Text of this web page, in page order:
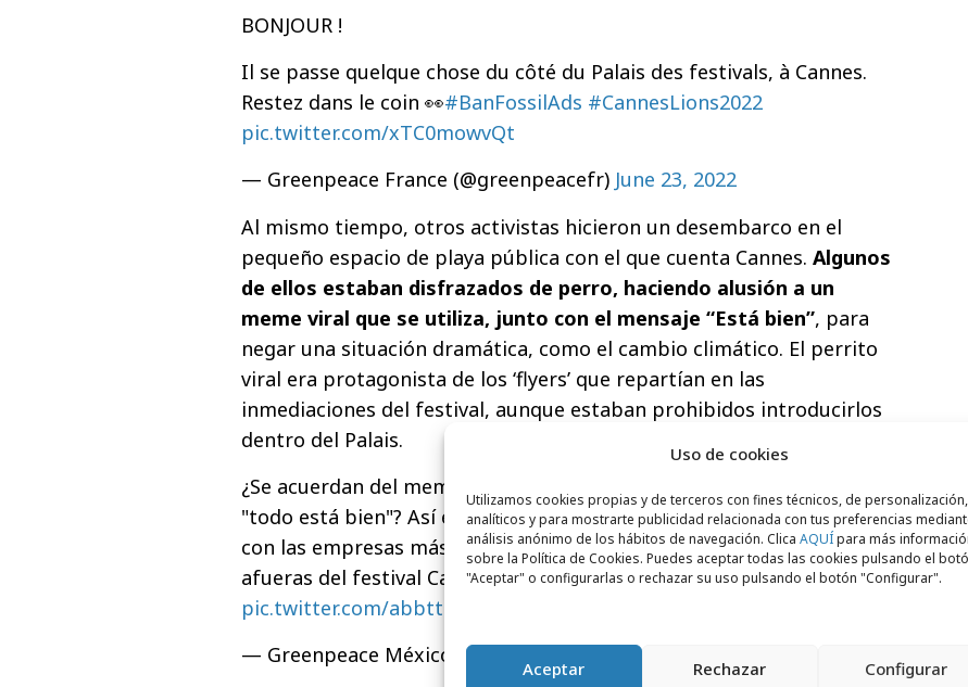
Uso de cookies
Utilizamos cookies propias y de terceros con fines técnicos, de personalización,
analíticos y para mostrarte publicidad relacionada con tus preferencias
análisis anónimo de los hábitos de navegación. Clica AQUÍpara más
sobre la Política de Cookies. Puedes aceptar todas las cookies pulsando el
"Aceptar" o configurarlas o rechazar su uso pulsando el botón "Configurar".
Aceptar Rechazar Configurar
BONJOUR !
Il se passe quelque chose du côté du Palais des festivals, à Cannes.
Restez dans le coin 👀#BanFossilAds #CannesLions2022
pic.twitter.com/xTC0mowvQt
— Greenpeace France (@greenpeacefr) June 23, 2022
Al mismo tiempo, otros activistas hicieron un desembarco en el
pequeño espacio de playa pública con el que cuenta Cannes. Algunos
de ellos estaban disfrazados de perro, haciendo alusión a un
meme viral que se utiliza, junto con el mensaje “Está bien”, para
negar una situación dramática, como el cambio climático. El perrito
viral era protagonista de los ‘flyers’ que repartían en las
inmediaciones del festival, aunque estaban prohibidos introducirlos
dentro del Palais.
¿Se acuerdan del meme del perrito rodeado por un incendio que dice
"todo está bien"? Así es la industria de la publicidad que confabula
con las empresas más contaminantes. Por eso una playa a las
afueras del festival Cannes Lions se vio invadida de perritos.
pic.twitter.com/abbttbDlC9
— Greenpeace México (@greenpeacemx)
June 22, 2022